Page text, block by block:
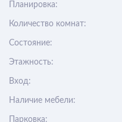
Планировка:
Количество комнат:
Состояние:
Этажность:
Вход:
Наличие мебели:
Парковка: